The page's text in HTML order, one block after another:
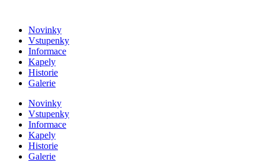
obsahuNovinky
Vstupenky
Informace
Kapely
Historie
Galerie
Novinky
Vstupenky
Informace
Kapely
Historie
Galerie